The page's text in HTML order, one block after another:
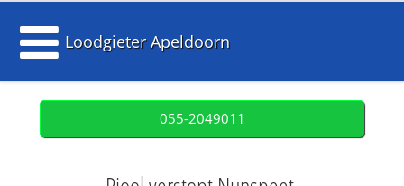
Loodgieter Apeldoorn
055-2049011